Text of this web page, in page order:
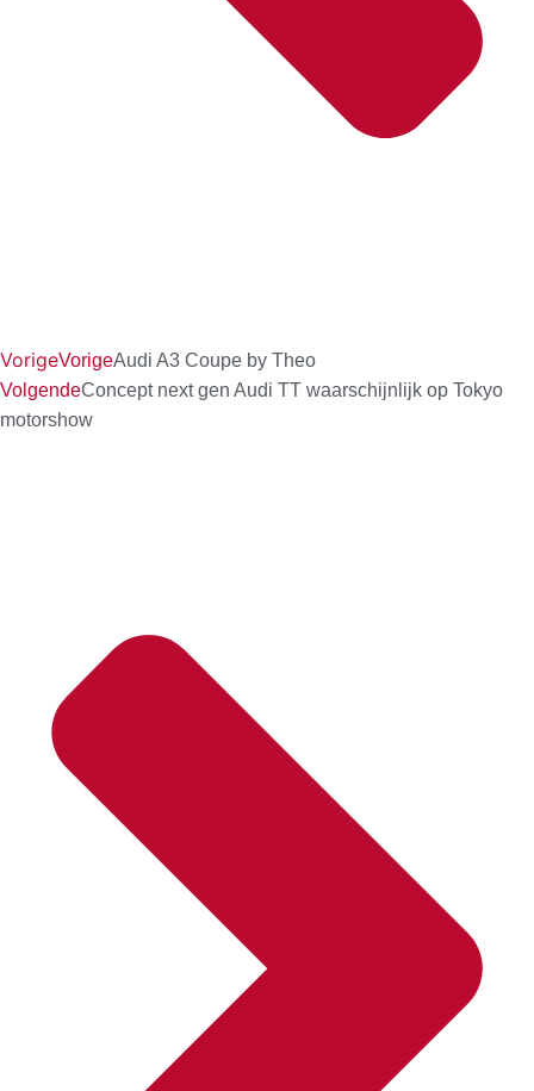
VorigeVorigeAudi A3 Coupe by Theo
VolgendeConcept next gen Audi TT waarschijnlijk op Tokyo
motorshow